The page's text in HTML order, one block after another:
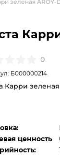
зеленая AROY-
0
Б000000214
Карри
ценность